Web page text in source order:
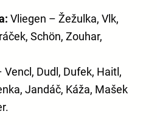
Vliegen – Žežulka, Vlk,
Schön, Zouhar,
Dudl, Dufek, Haitl,
Jandáč, Káža, Mašek